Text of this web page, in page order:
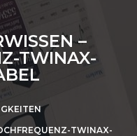
–
TWINAX-
TWINAX-